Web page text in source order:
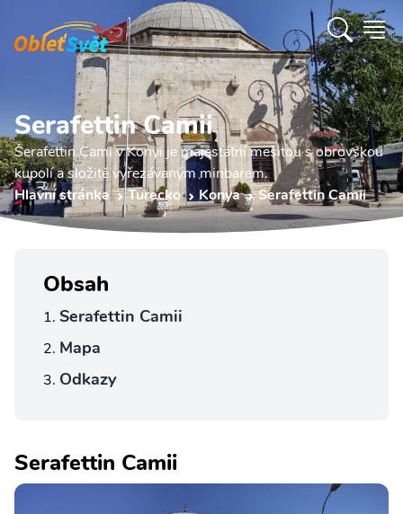
Serafettin Camii
Šerafettin Cami v Konyi je majestátní mešitou s obrovskou
kupolí a složitě vyřezávaným minbarem.
Hlavní stránka
Turecko Konya Serafettin Camii
Obsah
Serafettin Camii
Mapa
Odkazy
Serafettin Camii